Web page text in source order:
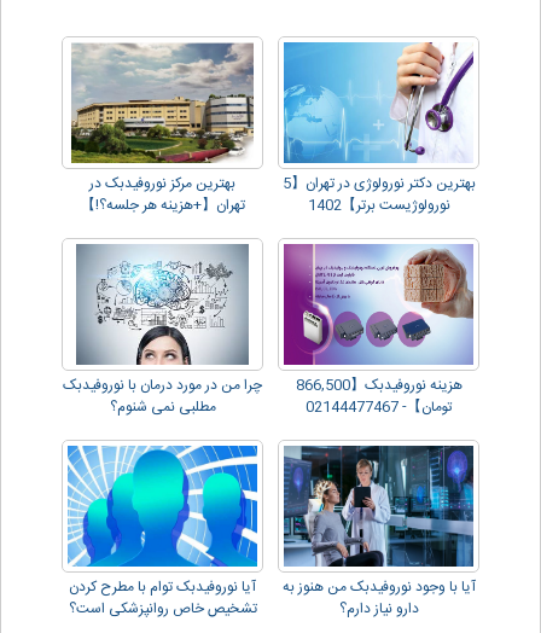
بهترین دکتر نورولوژی در تهران【5
نورولوژیست برتر】1402
بهترین مرکز نوروفیدبک در
تهران【+هزینه هر جلسه؟!】
هزینه نوروفیدبک【866,500
تومان】- 02144477467
چرا من در مورد درمان با نوروفیدبک
مطلبی نمی شنوم؟
آیا با وجود نوروفیدبک من هنوز به
دارو نیاز دارم؟
آیا نوروفیدبک توام با مطرح کردن
تشخیص خاص روانپزشکی است؟